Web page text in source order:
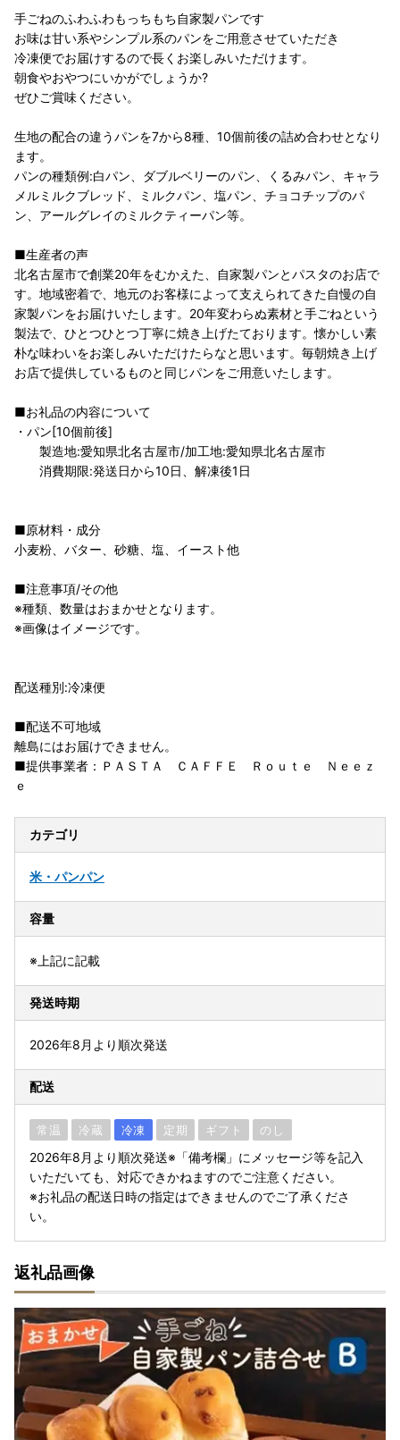
手ごねのふわふわもっちもち自家製パンです
お味は甘い系やシンプル系のパンをご用意させていただき
冷凍便でお届けするので長くお楽しみいただけます。
朝食やおやつにいかがでしょうか?
ぜひご賞味ください。
生地の配合の違うパンを7から8種、10個前後の詰め合わせとなり
ます。
パンの種類例:白パン、ダブルベリーのパン、くるみパン、キャラ
メルミルクブレッド、ミルクパン、塩パン、チョコチップのパ
ン、アールグレイのミルクティーパン等。
■生産者の声
北名古屋市で創業20年をむかえた、自家製パンとパスタのお店で
す。地域密着で、地元のお客様によって支えられてきた自慢の自
家製パンをお届けいたします。20年変わらぬ素材と手ごねという
製法で、ひとつひとつ丁寧に焼き上げたております。懐かしい素
朴な味わいをお楽しみいただけたらなと思います。毎朝焼き上げ
お店で提供しているものと同じパンをご用意いたします。
■お礼品の内容について
・パン[10個前後]
製造地:愛知県北名古屋市/加工地:愛知県北名古屋市
消費期限:発送日から10日、解凍後1日
■原材料・成分
小麦粉、バター、砂糖、塩、イースト他
■注意事項/その他
※種類、数量はおまかせとなります。
※画像はイメージです。
配送種別:冷凍便
■配送不可地域
離島にはお届けできません。
■提供事業者：ＰＡＳＴＡ ＣＡＦＦＥ Ｒｏｕｔｅ Ｎｅｅｚ
ｅ
カテゴリ
米・パンパン
容量
※上記に記載
発送時期
2026年8月より順次発送
配送
常温 冷蔵 冷凍 定期 ギフト のし
2026年8月より順次発送※「備考欄」にメッセージ等を記入
いただいても、対応できかねますのでご注意ください。
※お礼品の配送日時の指定はできませんのでご了承くださ
い。
返礼品画像